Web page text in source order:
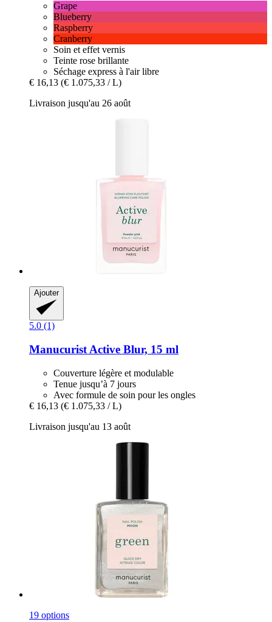
Grape
Blueberry
Raspberry
Cranberry
Soin et effet vernis
Teinte rose brillante
Séchage express à l'air libre
€ 16,13 (€ 1.075,33 / L)
Livraison jusqu'au 26 août
Ajouter
5.0 (1)
Manucurist Active Blur, 15 ml
Couverture légère et modulable
Tenue jusqu’à 7 jours
Avec formule de soin pour les ongles
€ 16,13 (€ 1.075,33 / L)
Livraison jusqu'au 13 août
19 options